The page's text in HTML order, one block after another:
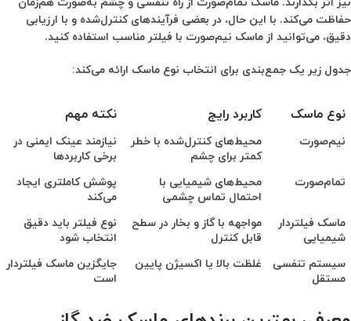
حفاظت می‌کند. با این حال، در بعضی فرآیندهای کنترل‌شده و با ارزیابی
دقیق، می‌توانید از ماسک نیم‌صورت با فیلتر مناسب استفاده کنید.
جدول زیر یک جمع‌بندی برای انتخاب نوع ماسک ارائه می‌کند:
نوع ماسک کاربرد رایج
نکته مهم
نوع ماسک
کاربرد رایج نکته مهم نیم‌صورت
محیط‌های کنترل‌شده با خطر
کمتر برای چشم
نیازمند عینک ایمنی در
برخی کاربردها
تمام‌صورت
محیط‌های شیمیایی با
احتمال تماس چشمی
پوشش کاملتری ایجاد
می‌کند
ماسک فیلتر‌دار
شیمیایی
مواجهه با گاز و بخار در سطح
قابل کنترل
نوع فیلتر باید دقیق
انتخاب شود
سیستم تنفسی
مستقل
غلظت بالا یا اکسیژن پایین
جایگزین ماسک فیلتر‌دار
است